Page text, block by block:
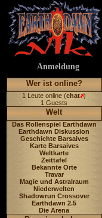
Anmeldung
Wer ist online?
1 Leute online (chat )
1 Guests
Welt
Das Rollenspiel Earthdawn
Earthdawn Diskussion
Geschichte Barsaives
Karte Barsaives
Weltkarte
Zeittafel
Bekannte Orte
Travar
Magie und Astralraum
Niederwelten
Shadowrun Crossover
Earthdawn 2.5
Die Arena